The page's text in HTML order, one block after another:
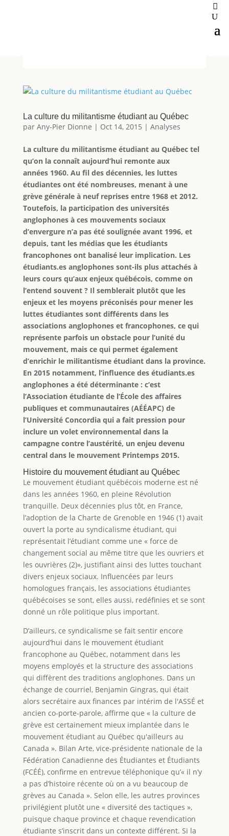
La culture du militantisme étudiant au Québec
par Any-Pier Dionne | Oct 14, 2015 | Analyses
La culture du militantisme étudiant au Québec tel
qu’on la connaît aujourd’hui remonte aux
années 1960. Au fil des décennies, les luttes
étudiantes ont été nombreuses, menant à une
grève générale à neuf reprises entre 1968 et 2012.
Toutefois, la participation des universités
anglophones à ces mouvements sociaux
d’envergure n’a pas été soulignée avant 1996, et
depuis, tant les médias que les étudiants
francophones ont banalisé leur implication. Les
étudiants.es anglophones sont-ils plus attachés à
leurs cours qu’aux enjeux québécois, comme on
l’entend souvent ? Il semblerait plutôt que les
enjeux et les moyens préconisés pour mener les
luttes étudiantes sont différents dans les
associations anglophones et francophones, ce qui
représente parfois un obstacle pour l’unité du
mouvement, mais ce qui permet également
d’enrichir le militantisme étudiant dans la province.
En 2015 notamment, l’influence des étudiants.es
anglophones a été déterminante : c’est
l’Association étudiante de l’École des affaires
publiques et communautaires (AÉÉAPC) de
l’Université Concordia qui a fait pression pour
inclure un volet environnemental dans la
campagne contre l’austérité, un enjeu devenu
central dans le mouvement Printemps 2015.
Histoire du mouvement étudiant au Québec
Le mouvement étudiant québécois moderne est né
dans les années 1960, en pleine Révolution
tranquille. Deux décennies plus tôt, en France,
l’adoption de la Charte de Grenoble en 1946 (1) avait
ouvert la porte au syndicalisme étudiant, qui
représentait l’étudiant comme une « force de
changement social au même titre que les ouvriers et
les ouvrières (2)», justifiant ainsi des luttes touchant
divers enjeux sociaux. Influencées par leurs
homologues français, les associations étudiantes
québécoises se sont, elles aussi, redéfinies et se sont
donné un rôle politique plus important.
D’ailleurs, ce syndicalisme se fait sentir encore
aujourd’hui dans le mouvement étudiant
francophone au Québec, notamment dans les
moyens employés et la structure des associations
qui diffèrent des traditions anglophones. Dans un
échange de courriel, Benjamin Gingras, qui était
alors secrétaire aux finances par intérim de l'ASSÉ et
ancien co-porte-parole, affirme que « la culture de
grève est certainement mieux implantée dans le
mouvement étudiant au Québec qu'ailleurs au
Canada ». Bilan Arte, vice-présidente nationale de la
Fédération Canadienne des Étudiantes et Étudiants
(FCÉÉ), confirme en entrevue téléphonique qu’« il n’y
a pas d’histoire récente où on a vu beaucoup de
grèves au Canada ». Selon elle, les autres provinces
privilégient plutôt une « diversité des tactiques »,
puisque chaque province et chaque revendication
étudiante s’inscrit dans un contexte différent. Si la